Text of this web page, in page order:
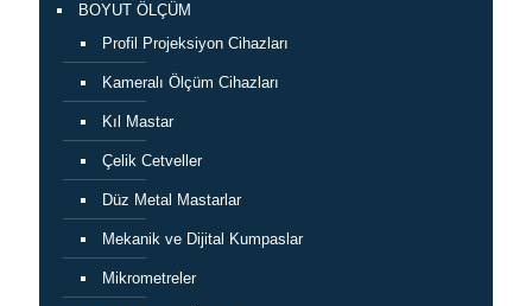
BOYUT ÖLÇÜM
Profil Projeksiyon Cihazları
Kameralı Ölçüm Cihazları
Kıl Mastar
Çelik Cetveller
Düz Metal Mastarlar
Mekanik ve Dijital Kumpaslar
Mikrometreler